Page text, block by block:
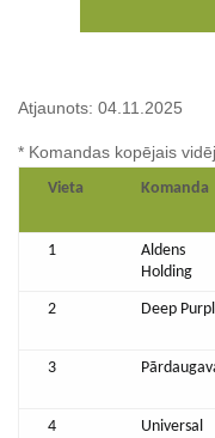
Atjaunots: 04.11.2025
* Komandas kopējais
Vieta Komanda
1
Aldens
Holding
2 Deep
3
4
Universal